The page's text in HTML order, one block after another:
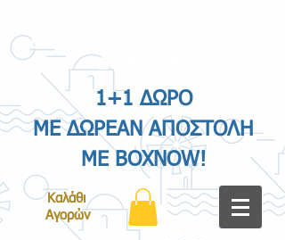
& ΔΩΡΕΑΝ ΑΠΟΣΤΟΛΗ ΜΕ
BOXNOW!
1+1 ΔΩΡΟ
ΜΕ ΔΩΡΕΑΝ ΑΠΟΣΤΟΛΗ
ΜΕ BOXNOW!
Καλάθι
Αγορών